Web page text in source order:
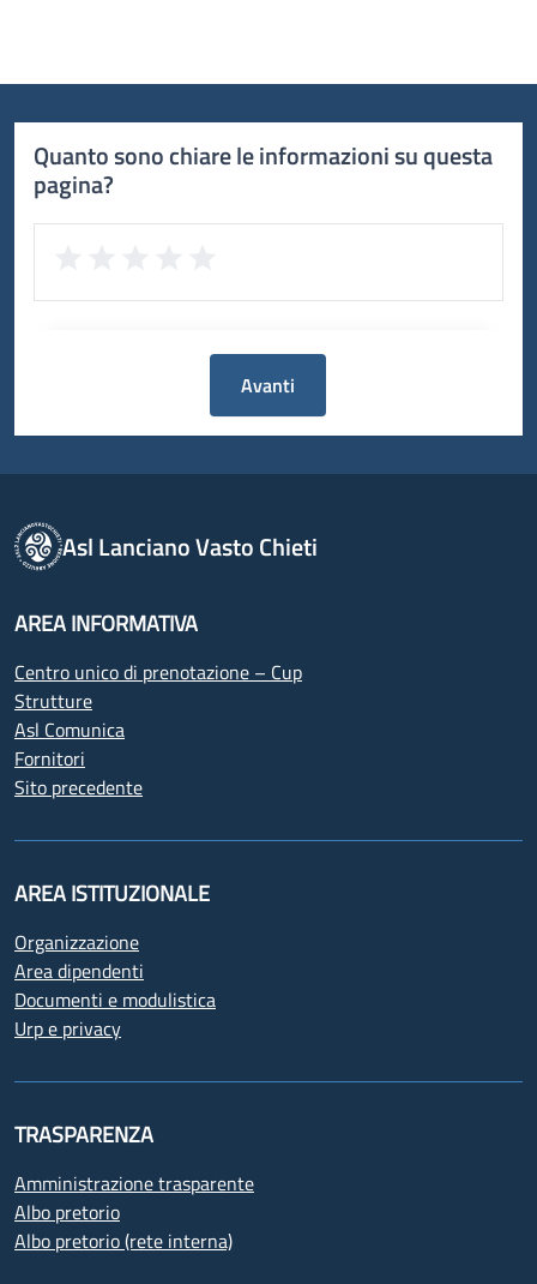
Quanto sono chiare le informazioni su questa
pagina?
Avanti
Asl Lanciano Vasto Chieti
AREA INFORMATIVA
Centro unico di prenotazione – Cup
Strutture
Asl Comunica
Fornitori
Sito precedente
AREA ISTITUZIONALE
Organizzazione
Area dipendenti
Documenti e modulistica
Urp e privacy
TRASPARENZA
Amministrazione trasparente
Albo pretorio
Albo pretorio (rete interna)